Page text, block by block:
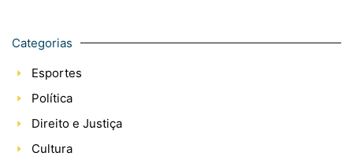
Categorias
Esportes
Política
Direito e Justiça
Cultura